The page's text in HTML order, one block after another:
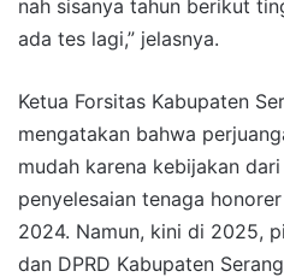
nah sisanya tahun berikut
ada tes lagi,” jelasnya.
Ketua Forsitas Kabupaten
mengatakan bahwa
mudah karena kebijakan
penyelesaian tenaga
2024. Namun, kini di 2025,
dan DPRD Kabupaten